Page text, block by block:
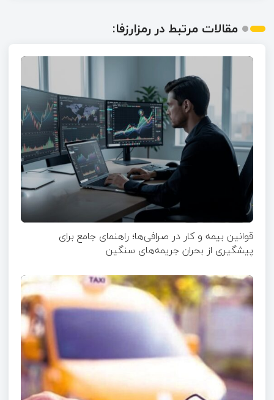
مقالات مرتبط در رمزارزفا:
قوانین بیمه و کار در صرافی‌ها؛ راهنمای جامع برای
پیشگیری از بحران جریمه‌های سنگین